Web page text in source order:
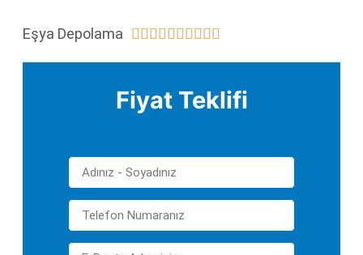
Eşya Depolama          
Fiyat Teklifi